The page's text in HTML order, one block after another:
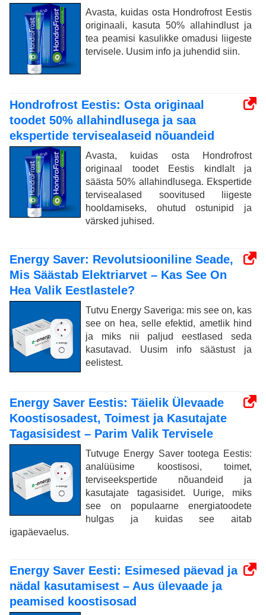
Avasta, kuidas osta Hondrofrost Eestis
originaali, kasuta 50% allahindlust ja
tea peamisi kasulikke omadusi liigeste
tervisele. Uusim info ja juhendid siin.
Hondrofrost Eestis: Osta originaal
toodet 50% allahindlusega ja saa
ekspertide tervisealaseid nõuandeid
Avasta, kuidas osta Hondrofrost
originaal toodet Eestis kindlalt ja
säästa 50% allahindlusega. Ekspertide
tervisealased soovitused liigeste
hooldamiseks, ohutud ostunipid ja
värsked juhised.
Energy Saver: Revolutsiooniline Seade,
Mis Säästab Elektriarvet – Kas See On
Hea Valik Eestlastele?
Tutvu Energy Saveriga: mis see on, kas
see on hea, selle efektid, ametlik hind
ja miks nii paljud eestlased seda
kasutavad. Uusim info säästust ja
eelistest.
Energy Saver Eestis: Täielik Ülevaade
Koostisosadest, Toimest ja Kasutajate
Tagasisidest – Parim Valik Tervisele
Tutvuge Energy Saver tootega Eestis:
analüüsime koostisosi, toimet,
terviseekspertide nõuandeid ja
kasutajate tagasisidet. Uurige, miks
see on populaarne energiatoodete
hulgas ja kuidas see aitab
igapäevaelus.
Energy Saver Eesti: Esimesed päevad ja
nädal kasutamisest – Aus ülevaade ja
peamised koostisosad